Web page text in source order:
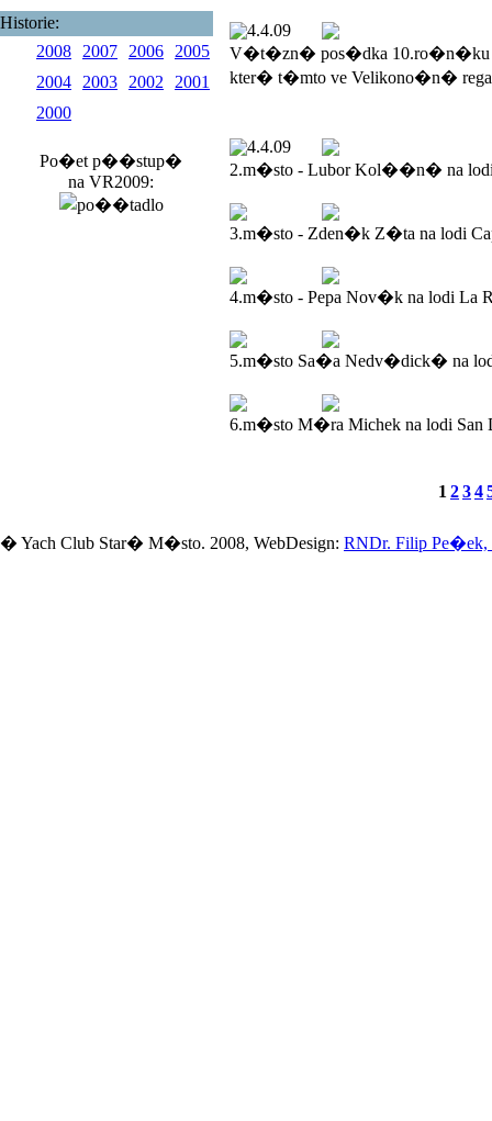
Historie:
2008
2007 2006
2005
2004
2003 2002
2001
2000
Po�et p��stup�
na VR2009:
4.4.09
V�t�zn� pos�dka 10.ro�n�ku
kter� t�mto ve Velikono�n�
4.4.09
2.m�sto - Lubor Kol��n� na
3.m�sto - Zden�k Z�ta na lodi
4.m�sto - Pepa Nov�k na lodi La
5.m�sto Sa�a Nedv�dick� na
6.m�sto M�ra Michek na lodi San
1 234
� Yach Club Star� M�sto. 2008, WebDesign: RNDr. Filip Pe�ek,